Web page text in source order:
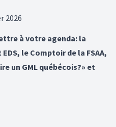
2026
à votre agenda: la
le Comptoir de la FSAA,
un GML québécois?» et